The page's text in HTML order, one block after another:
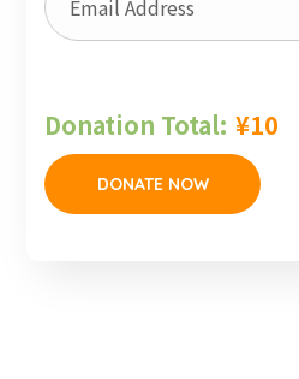
Donation Total: ¥10